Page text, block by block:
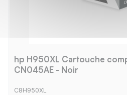
hp H950XL Cartouche
CN045AE - Noir
C8H950XL